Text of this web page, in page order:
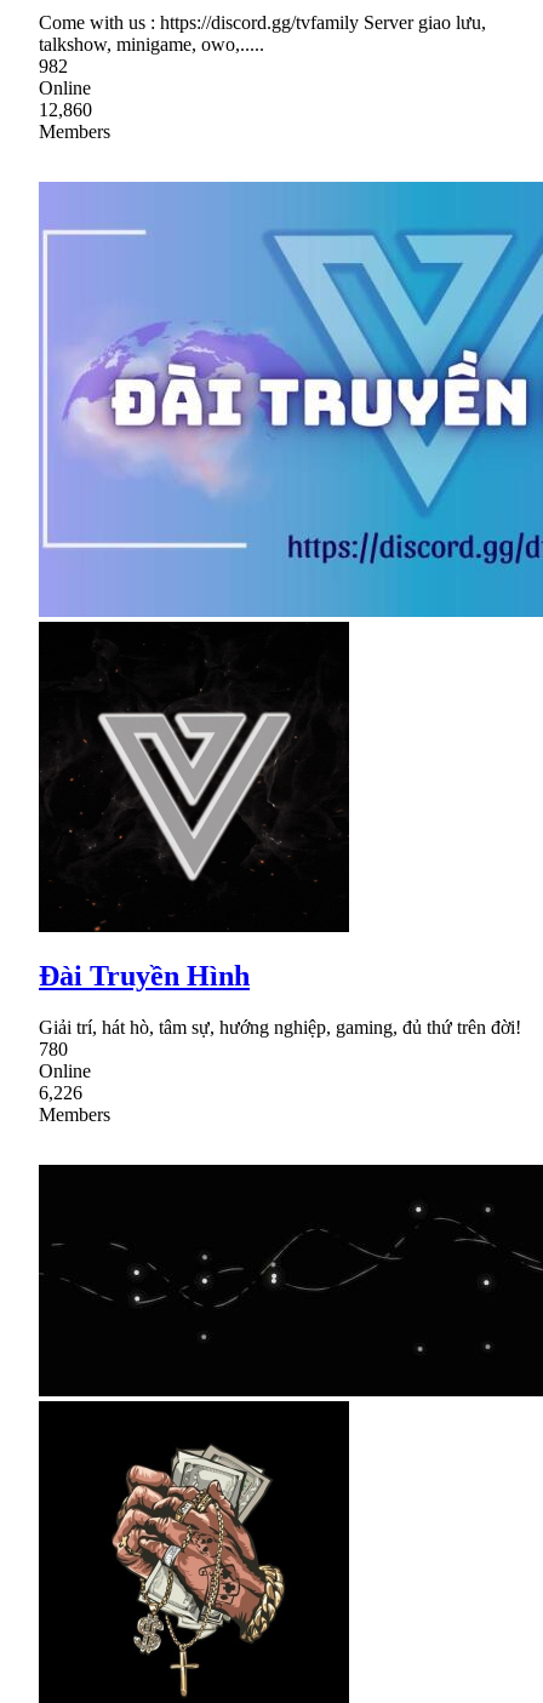
Come with us : https://discord.gg/tvfamily Server giao lưu,
talkshow, minigame, owo,.....
982
Online
12,860
Members
Đài Truyền Hình
Giải trí, hát hò, tâm sự, hướng nghiệp, gaming, đủ thứ trên đời!
780
Online
6,226
Members